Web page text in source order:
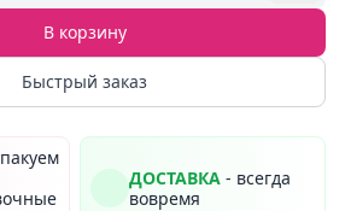
В корзину
Быстрый заказ
ДОСТАВКА - всегда
вовремя